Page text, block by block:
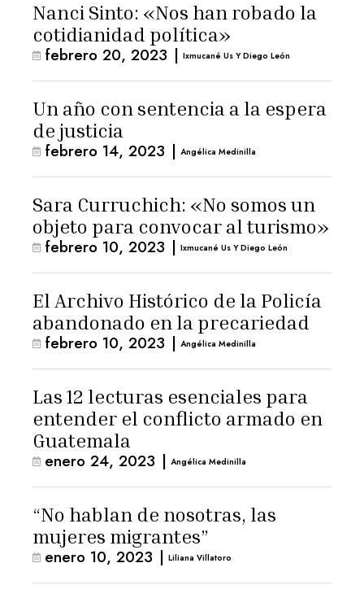
Nanci Sinto: «Nos han robado la
cotidianidad política»
febrero 20, 2023 | Ixmucané Us Y Diego León
Un año con sentencia a la espera
de justicia
febrero 14, 2023 | Angélica Medinilla
Sara Curruchich: «No somos un
objeto para convocar al turismo»
febrero 10, 2023 | Ixmucané Us Y Diego León
El Archivo Histórico de la Policía
abandonado en la precariedad
febrero 10, 2023 | Angélica Medinilla
Las 12 lecturas esenciales para
entender el conflicto armado en
Guatemala
enero 24, 2023 | Angélica Medinilla
“No hablan de nosotras, las
mujeres migrantes”
enero 10, 2023 | Liliana Villatoro